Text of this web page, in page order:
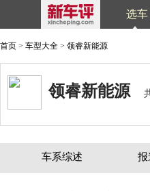
选车
首页 > 车型大全 > 领睿新能源
领睿新能源
车系综述 报